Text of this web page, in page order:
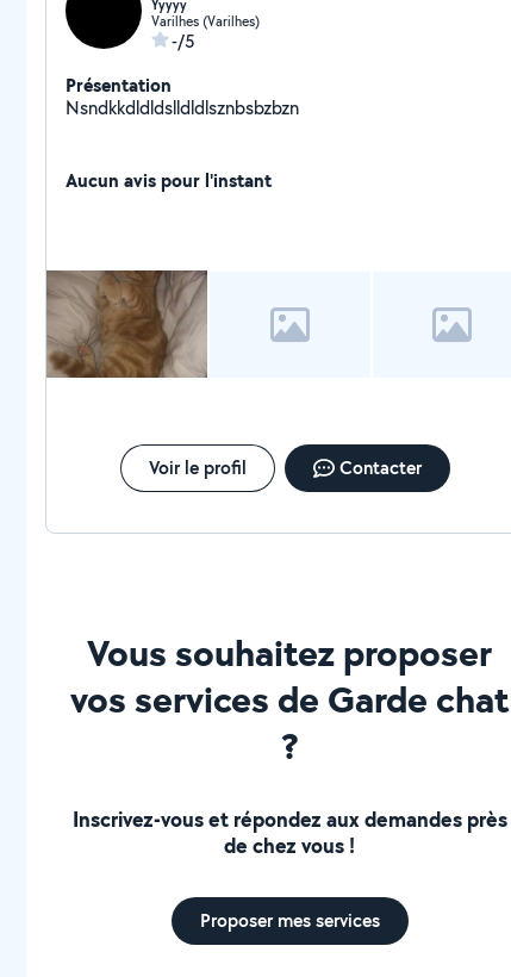
Yyyyy
Varilhes (Varilhes)
-/5
Présentation
Nsndkkdldldslldldlsznbsbzbzn
Aucun avis pour l'instant
Voir le profil Contacter
Vous souhaitez proposer
vos services de Garde chat
?
Inscrivez-vous et répondez aux demandes près
de chez vous !
Proposer mes services